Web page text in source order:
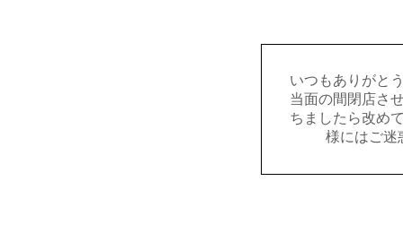
いつもありがと
当面の間閉店さ
ちましたら改め
様にはご迷